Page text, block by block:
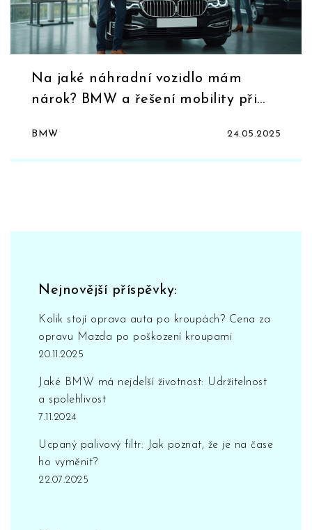
Na jaké náhradní vozidlo mám
nárok? BMW a řešení mobility při
BMW 24.05.2025
Nejnovější příspěvky:
Kolik stojí oprava auta po kroupách? Cena za
opravu Mazda po poškození kroupami
20.11.2025
Jaké BMW má nejdelší životnost: Udržitelnost
a spolehlivost
7.11.2024
Ucpaný palivový filtr: Jak poznat, že je na čase
ho vyměnit?
22.07.2025